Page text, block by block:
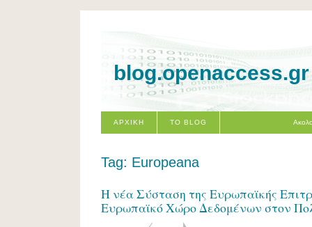
blog.openaccess.gr
ΑΡΧΙΚΗ ΤΟ BLOG
Tag: Europeana
Η νέα Σύσταση της Ευρωπαϊκής
Ευρωπαϊκό Χώρο Δεδομένων στον